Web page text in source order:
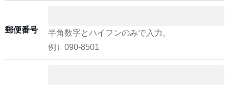
郵便番号
半角数字とハイフンのみで入力。
例）090-8501